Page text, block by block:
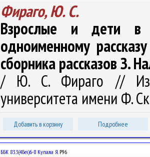
Фираго, Ю. С.
Взрослые и дети в
одноименному
сборника рассказов З.
/ Ю. С. Фираго //
университета имени Ф.
Добавить в корзину Подробнее
ББК 83.3(4Беі)6-8 Купала Я.Р96